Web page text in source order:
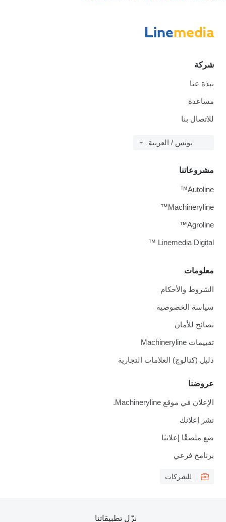
شركة
نبذة عنا
مساعدة
للاتصال بنا
تونس / العربية
معلومات
الشروط والأحكام
سياسة الخصوصية
نصائح للأمان
تقييمات Machineryline
دليل (كتالوج) العلامات التجارية
عروضنا
الإعلان في موقع Machineryline.
نشر إعلانك
ضع ملصقًا إعلانيًا
برنامج فرعي
للشركات
مشروعاتنا
Autoline™
Machineryline™
Agroline™
Linemedia Digital ™
نزّل تطبيقاتنا